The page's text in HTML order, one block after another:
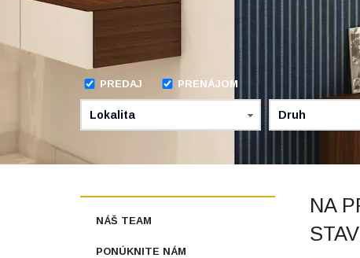
NA
NÁŠ TEAM
PONÚKNITE NÁM
PREDAJ PRENÁJOM
Lokalita Druh